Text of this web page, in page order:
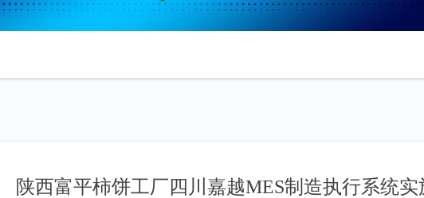
陕西富平柿饼工厂四川嘉越MES制造执行系统实